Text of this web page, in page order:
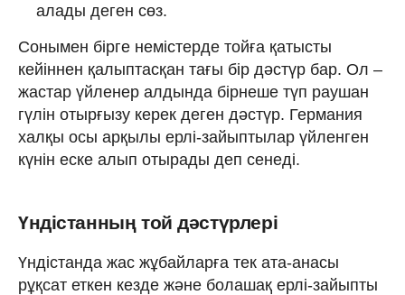
алады деген сөз.
Сонымен бірге немістерде тойға қатысты
кейіннен қалыптасқан тағы бір дәстүр бар. Ол –
жастар үйленер алдында бірнеше түп раушан
гүлін отырғызу керек деген дәстүр. Германия
халқы осы арқылы ерлі-зайыптылар үйленген
күнін еске алып отырады деп сенеді.
Үндістанның той дәстүрлері
Үндістанда жас жұбайларға тек ата-анасы
рұқсат еткен кезде және болашақ ерлі-зайыпты